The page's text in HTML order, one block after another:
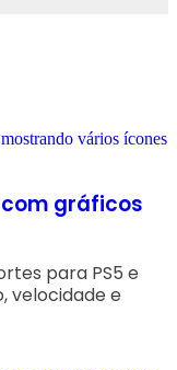
com gráficos
para PS5 e
velocidade e